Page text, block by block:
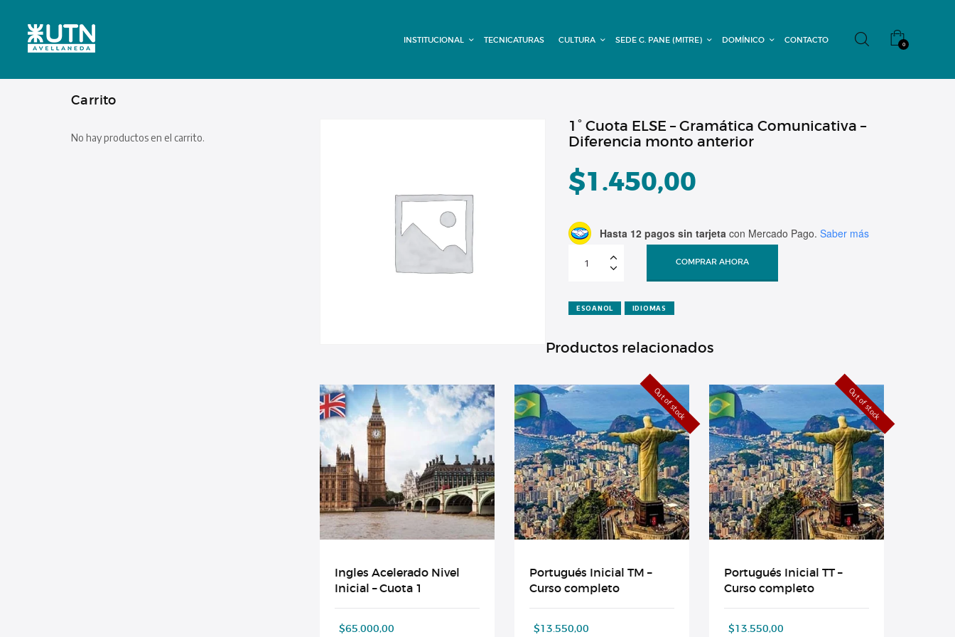
INSTITUCIONAL TECNICATURAS CULTURA SEDE G. PANE (MITRE) DOMÍNICO CONTACTO 0
DOMÍNICO
CONTACTO
1° Cuota ELSE – Gramática Comunicativa –
Diferencia monto anterior
$1.450,00
Hasta 12 pagos sin tarjeta con Mercado Pago. Saber más
Cuota
ELSE
Comunicativa
Diferencia
cantidad
COMPRAR AHORA
ESOANOL IDIOMAS
Productos relacionados
Ingles Acelerado Nivel
Inicial – Cuota 1
$65.000,00
Out of stock
Portugués Inicial TM –
Curso completo
$13.550,00
Out of stock
Portugués Inicial TT –
Curso completo
$13.550,00
Carrito
No hay productos en el carrito.